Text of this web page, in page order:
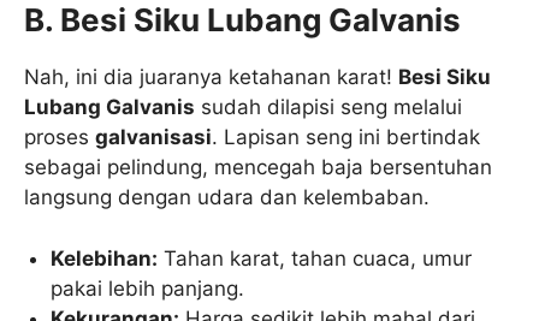
B. Besi Siku Lubang Galvanis
Nah, ini dia juaranya ketahanan karat! Besi Siku
Lubang Galvanis sudah dilapisi seng melalui
proses galvanisasi. Lapisan seng ini bertindak
sebagai pelindung, mencegah baja bersentuhan
langsung dengan udara dan kelembaban.
Kelebihan: Tahan karat, tahan cuaca, umur
pakai lebih panjang.